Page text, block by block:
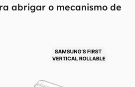
abrigar o mecanismo de